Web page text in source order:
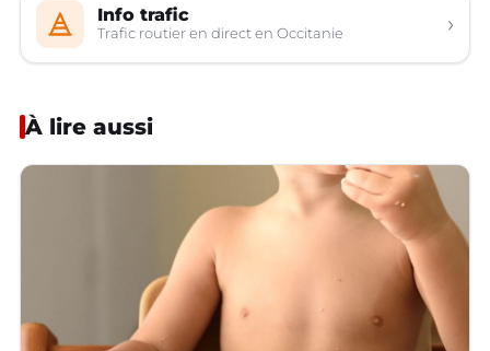
Info trafic
Trafic routier en direct en Occitanie ›
À lire aussi